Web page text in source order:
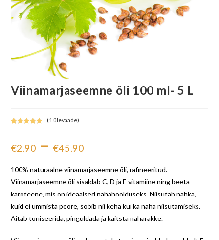
Viinamarjaseemne õli 100 ml- 5 L
kliendi
põhjal
(1ülevaade)
€2.90 – €45.90
100% naturaalne viinamarjaseemne õli, rafineeritud.
Viinamarjaseemne õli sisaldab C, D ja E vitamiine ning beeta
karoteene, mis on ideaalsed nahahoolduseks. Niisutab nahka,
kuid ei ummista poore, sobib nii keha kui ka naha niisutamiseks.
Aitab toniseerida, pinguldada ja kaitsta naharakke.